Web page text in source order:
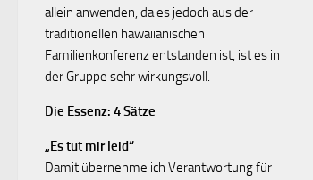
allein anwenden, da es jedoch aus der
traditionellen hawaiianischen
Familienkonferenz entstanden ist, ist es in
der Gruppe sehr wirkungsvoll.
Die Essenz: 4 Sätze
„Es tut mir leid“
Damit übernehme ich Verantwortung für